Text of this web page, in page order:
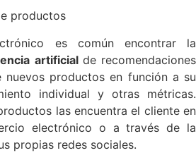
productos
es común encontrar la
artificial de recomendaciones
nuevos productos en función a su
individual y otras métricas.
las encuentra el cliente en
electrónico o a través de la
propias redes sociales.